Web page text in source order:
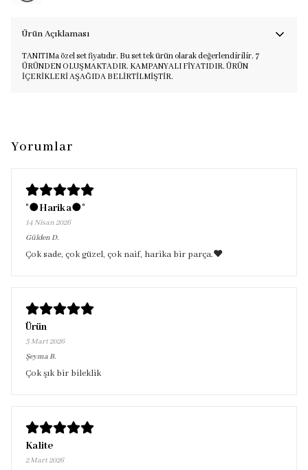
Ürün Açıklaması
TANITIMa özel set fiyatıdır. Bu set tek ürün olarak değerlendirilir. 7
ÜRÜNDEN OLUŞMAKTADIR. KAMPANYALI FİYATIDIR. ÜRÜN
İÇERİKLERİ AŞAĞIDA BELİRTİLMİŞTİR.
Yorumlar
°●Harika●°
14 Nisan 2026
GüldenD.
Çok sade, çok güzel, çok naif, harika bir parça.♥︎
Ürün
3 Mart 2026
ŞeymaB.
Çok şık bir bileklik
Kalite
2 Mart 2026